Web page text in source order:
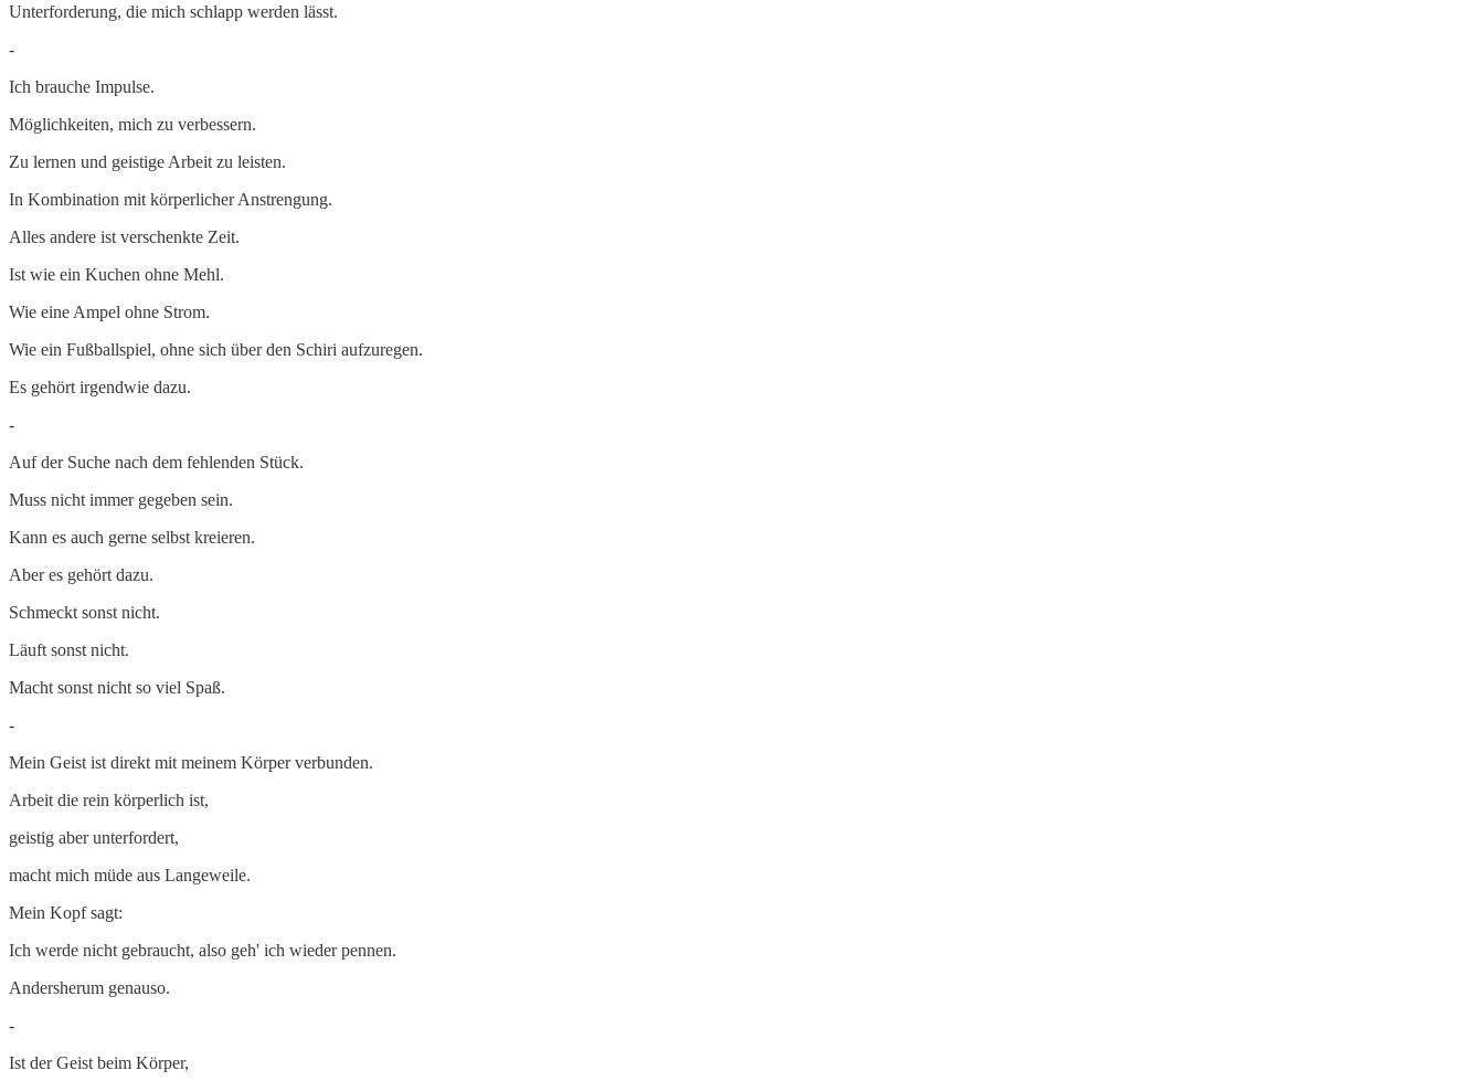
Unterforderung, die mich schlapp werden lässt.
-
Ich brauche Impulse.
Möglichkeiten, mich zu verbessern.
Zu lernen und geistige Arbeit zu leisten.
In Kombination mit körperlicher Anstrengung.
Alles andere ist verschenkte Zeit.
Ist wie ein Kuchen ohne Mehl.
Wie eine Ampel ohne Strom.
Wie ein Fußballspiel, ohne sich über den Schiri aufzuregen.
Es gehört irgendwie dazu.
-
Auf der Suche nach dem fehlenden Stück.
Muss nicht immer gegeben sein.
Kann es auch gerne selbst kreieren.
Aber es gehört dazu.
Schmeckt sonst nicht.
Läuft sonst nicht.
Macht sonst nicht so viel Spaß.
-
Mein Geist ist direkt mit meinem Körper verbunden.
Arbeit die rein körperlich ist,
geistig aber unterfordert,
macht mich müde aus Langeweile.
Mein Kopf sagt:
Ich werde nicht gebraucht, also geh' ich wieder pennen.
Andersherum genauso.
-
Ist der Geist beim Körper,